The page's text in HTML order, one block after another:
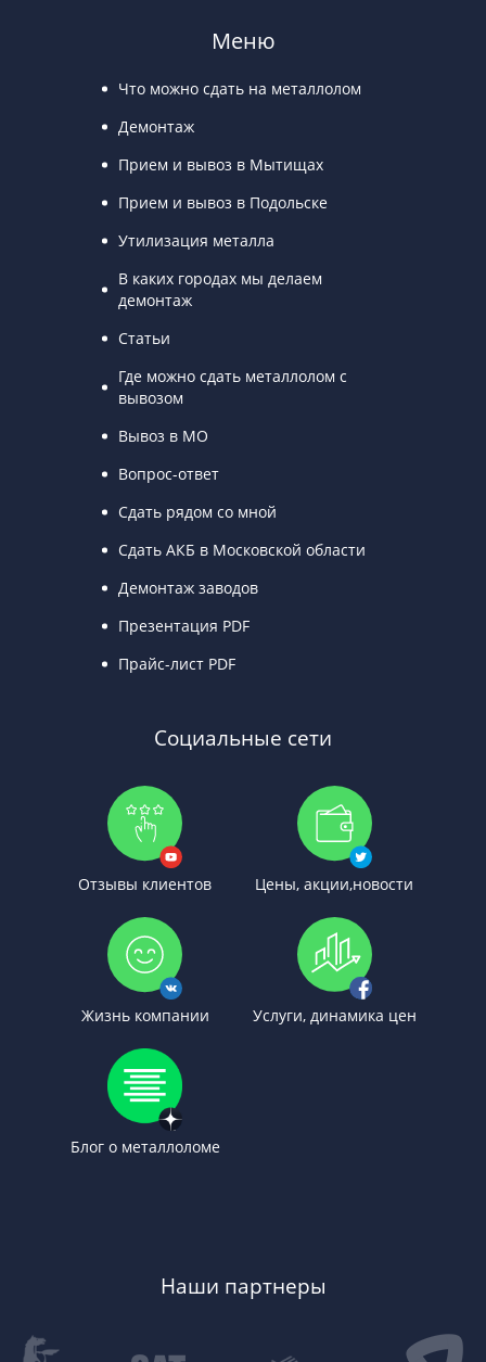
Меню
Что можно сдать на металлолом
Демонтаж
Прием и вывоз в Мытищах
Прием и вывоз в Подольске
Утилизация металла
В каких городах мы делаем
демонтаж
Статьи
Где можно сдать металлолом с
вывозом
Вывоз в МО
Вопрос-ответ
Сдать рядом со мной
Сдать АКБ в Московской области
Демонтаж заводов
Презентация PDF
Прайс-лист PDF
Социальные сети
Отзывы клиентов Цены, акции,новости
Жизнь компании Услуги, динамика цен
Блог о металлоломе
Наши партнеры